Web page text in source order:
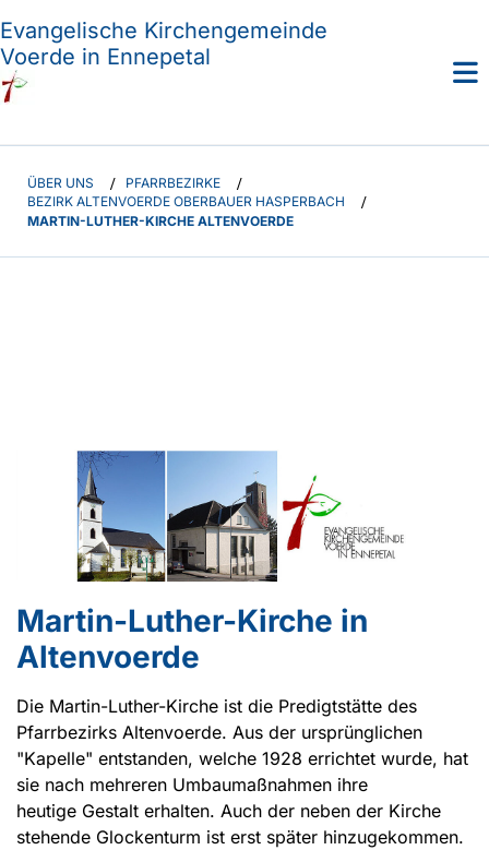
Evangelische Kirchengemeinde
Voerde in Ennepetal
ÜBER UNS / PFARRBEZIRKE /
BEZIRK ALTENVOERDE OBERBAUER HASPERBACH /
MARTIN-LUTHER-KIRCHE ALTENVOERDE
Martin-Luther-Kirche in
Altenvoerde
Die Martin-Luther-Kirche ist die Predigtstätte des
Pfarrbezirks Altenvoerde. Aus der ursprünglichen
"Kapelle" entstanden, welche 1928 errichtet wurde, hat
sie nach mehreren Umbaumaßnahmen ihre
heutige Gestalt erhalten. Auch der neben der Kirche
stehende Glockenturm ist erst später hinzugekommen.